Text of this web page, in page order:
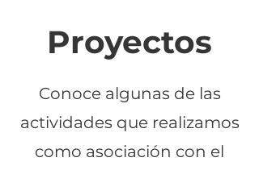
Proyectos
Conoce algunas de las
actividades que realizamos
como asociación con el